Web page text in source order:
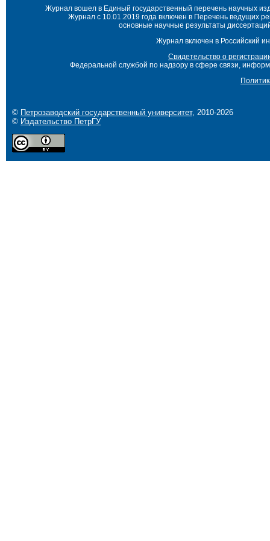
Журнал вошел в Единый государственный перечень научных
Журнал с 10.01.2019 года включен в Перечень ведущих
основные научные результаты
Журнал включен в Российский
Свидетельство о
Федеральной службой по надзору в сфере связи,
© Петрозаводский государственный университет, 2010-2026
© Издательство ПетрГУ